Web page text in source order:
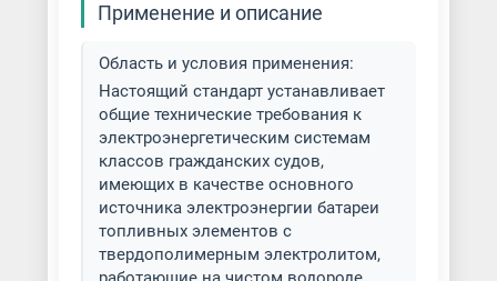
Применение и описание
Область и условия применения:
Настоящий стандарт устанавливает
общие технические требования к
электроэнергетическим системам
классов гражданских судов,
имеющих в качестве основного
источника электроэнергии батареи
топливных элементов с
твердополимерным электролитом,